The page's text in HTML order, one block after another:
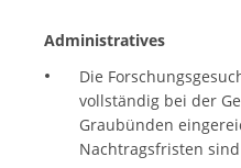
Administratives
Die
vollständig bei der
Graubünden
Nachtragsfristen